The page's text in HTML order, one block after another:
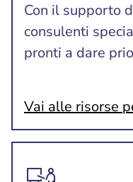
Con il supporto
consulenti
pronti a dare
Vai alle risorse